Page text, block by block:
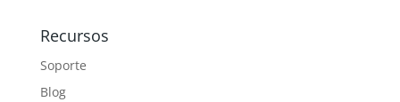
Recursos
Soporte
Blog